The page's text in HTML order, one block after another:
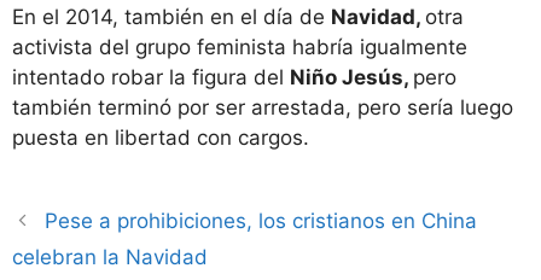
En el 2014, también en el día de Navidad, otra
activista del grupo feminista habría igualmente
intentado robar la figura del Niño Jesús, pero
también terminó por ser arrestada, pero sería luego
puesta en libertad con cargos.
Pese a prohibiciones, los cristianos en China
celebran la Navidad